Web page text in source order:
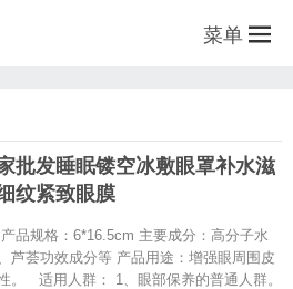
菜单
批发睡眠镂空冰敷眼罩补水滋
纹紧致眼膜
品规格：6*16.5cm 主要成分：高分子水
芦荟功效成分等 产品用途：增强眼周围皮
。 适用人群： 1、眼部保养的普通人群。